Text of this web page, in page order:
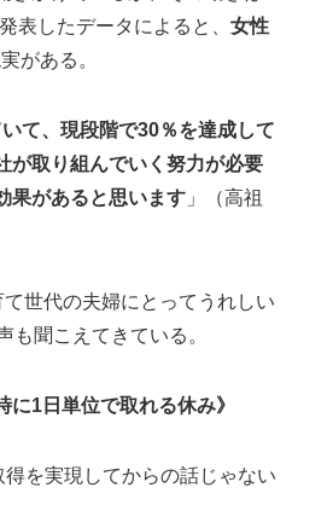
表したデータによると、 女性
がある。
て、現段階で30％を達成して
が取り組んでいく努力が必要
果があると思います 」（高祖
世代の夫婦にとってうれしい
聞こえてきている。
に1日単位で取れる休み》
を実現してからの話じゃない